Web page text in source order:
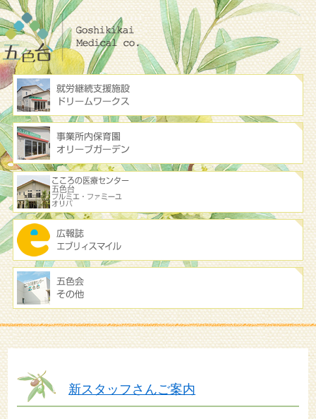
新スタッフさんご案内